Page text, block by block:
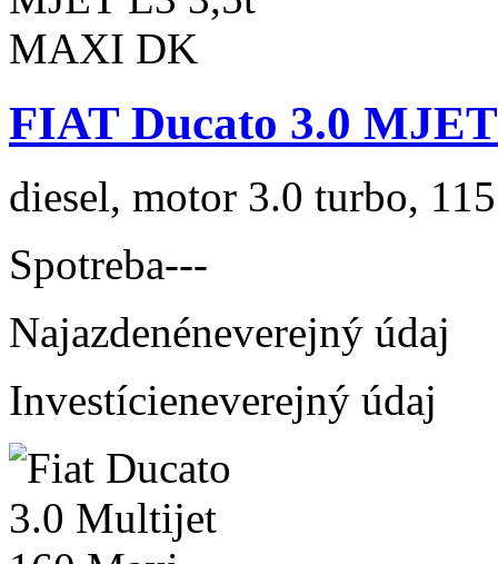
FIAT Ducato 3.0
diesel, motor 3.0 turbo,
Spotreba---
Najazdenéneverejný údaj
Investícieneverejný údaj